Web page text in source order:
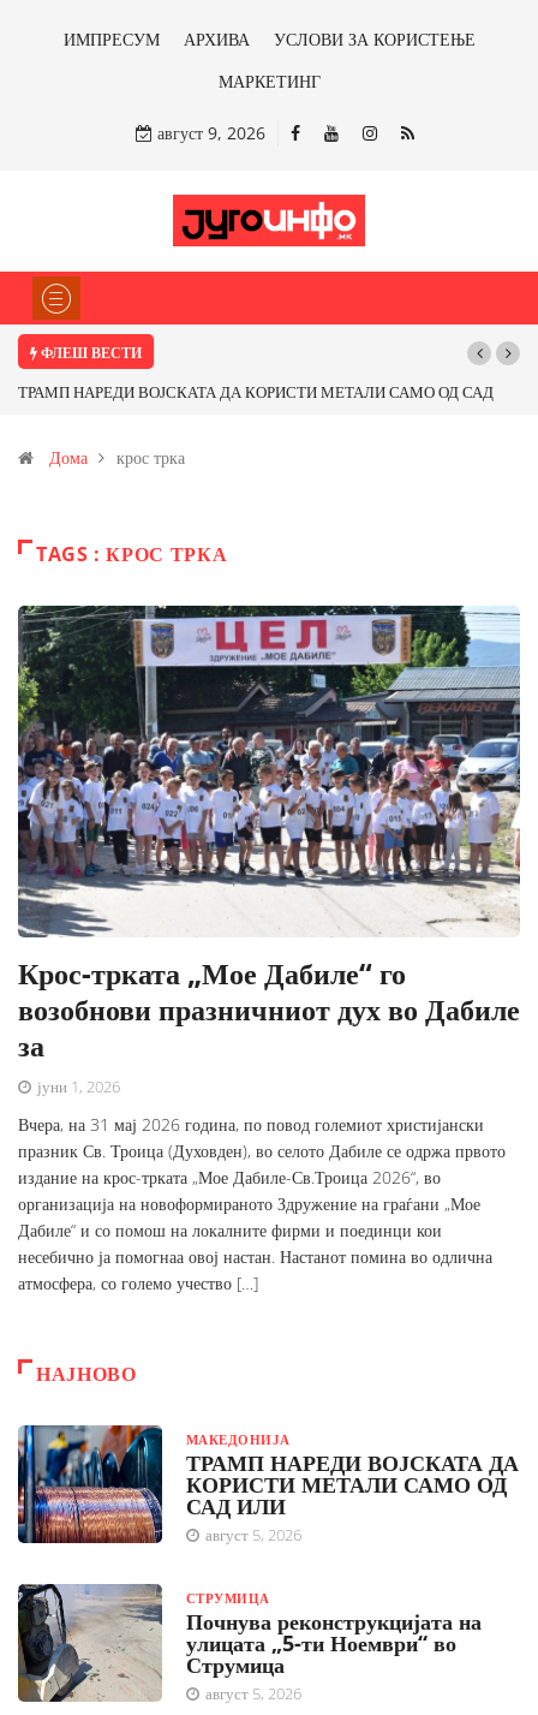
ИМПРЕСУМ АРХИВА
УСЛОВИ ЗА КОРИСТЕЊЕ
МАРКЕТИНГ
август 9, 2026
ФЛЕШ ВЕСТИ
ТРАМП НАРЕДИ ВОЈСКАТА ДА КОРИСТИ МЕТАЛИ САМО ОД САД
Иловица и со антимонот?
Дома крос трка
TAGS : КРОС ТРКА
Крос-трката „Мое Дабиле“ го
возобнови празничниот дух во Дабиле
за
јуни 1, 2026
Вчера, на 31 мај 2026 година, по повод големиот христијански
празник Св. Троица (Духовден), во селото Дабиле се одржа првото
издание на крос-трката „Мое Дабиле-Св.Троица 2026“, во
организација на новоформираното Здружение на граѓани „Мое
Дабиле“ и со помош на локалните фирми и поединци кои
несебично ја помогнаа овој настан. Настанот помина во одлична
атмосфера, со големо учество […]
НАЈНОВО
МАКЕДОНИЈА
ТРАМП НАРЕДИ ВОЈСКАТА ДА
КОРИСТИ МЕТАЛИ САМО ОД
САД ИЛИ
август 5, 2026
СТРУМИЦА
Почнува реконструкцијата на
улицата „5-ти Ноември“ во
Струмица
август 5, 2026